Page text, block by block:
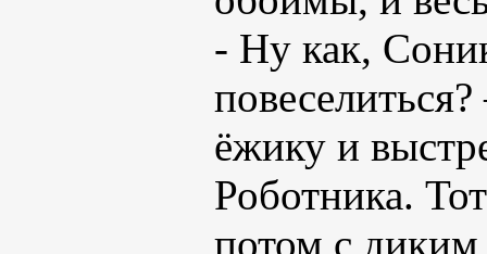
- Ну как,
ёжику и
Роботника.
потом с